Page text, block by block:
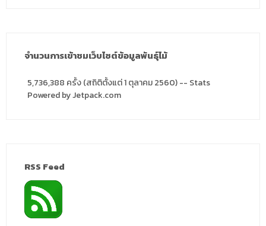
จำนวนการเข้าชมเว็บไซต์ข้อมูลพันธุ์ไม้
5,736,388 ครั้ง (สถิติตั้งแต่ 1 ตุลาคม 2560) -- Stats
Powered by Jetpack.com
RSS Feed